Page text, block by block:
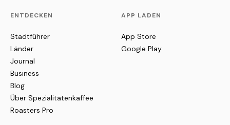
ENTDECKEN
Stadtführer
Länder
Journal
Business
Blog
Über Spezialitätenkaffee
Roasters Pro
APP LADEN
App Store
Google Play